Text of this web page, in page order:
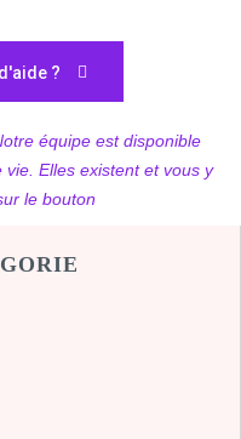
?
équipe est disponible
Elles existent et vous y
le bouton